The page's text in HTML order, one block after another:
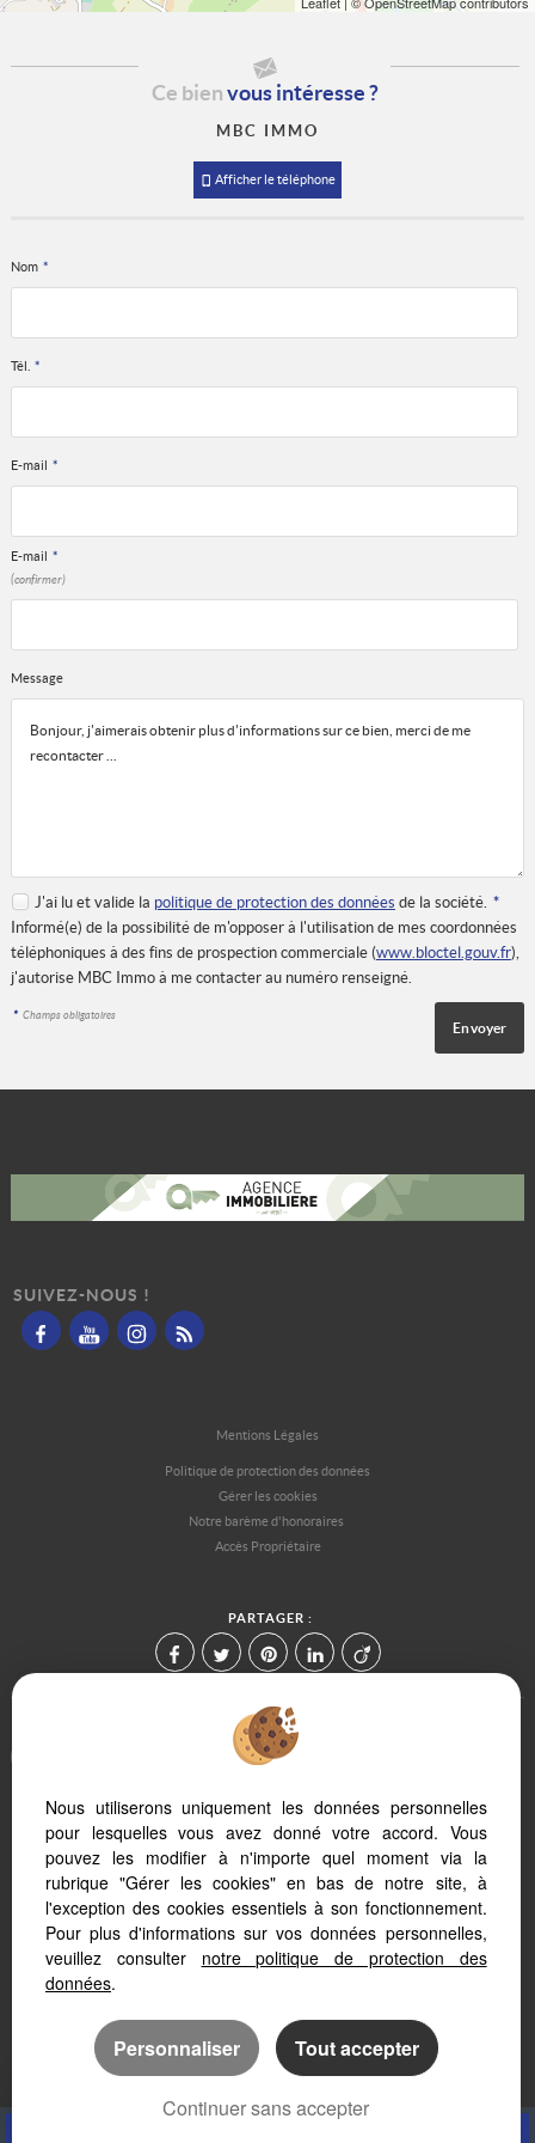
Ce bienvous intéresse ?
MBC IMMO
Afficher le téléphone
Nom *
Tél. *
E-mail *
E-mail *
(confirmer)
Message
J'ai lu et valide la politique de protection des données de la société. *
Informé(e) de la possibilité de m'opposer à l'utilisation de mes coordonnées
téléphoniques à des fins de prospection commerciale (www.bloctel.gouv.fr),
j'autorise MBC Immo à me contacter au numéro renseigné.
* Champs obligatoires
SUIVEZ-NOUS !
Mentions Légales
Politique de protection des données
Gérer les cookies
Notre barème d'honoraires
Accès Propriétaire
PARTAGER :
Afin de vous offrir un confort de lecture permanent, depuis votre PC,
votre tablette ou votre smartphone, notre site s'adapte
Logiciel immo
Création site immobilier
Référencement immobilier
Nous utiliserons uniquement les données personnelles
pour lesquelles vous avez donné votre accord. Vous
pouvez les modifier à n'importe quel moment via la
rubrique "Gérer les cookies" en bas de notre site, à
l'exception des cookies essentiels à son fonctionnement.
Pour plus d'informations sur vos données personnelles,
veuillez consulter notre politique de protection des
données.
Personnaliser Tout accepter
Continuer sans accepter